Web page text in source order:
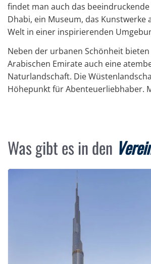
findet man auch das
Dhabi, ein Museum, das Kunstwerke
Welt in einer inspirierenden
Neben der urbanen Schönheit
Arabischen Emirate auch eine
Naturlandschaft. Die
Höhepunkt für Abenteuerliebhaber.
Was gibt es in den